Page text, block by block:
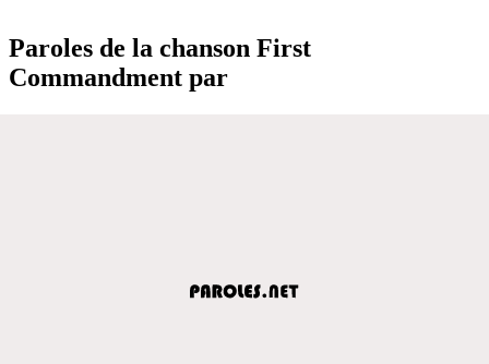
Paroles de la chanson First
Commandment par